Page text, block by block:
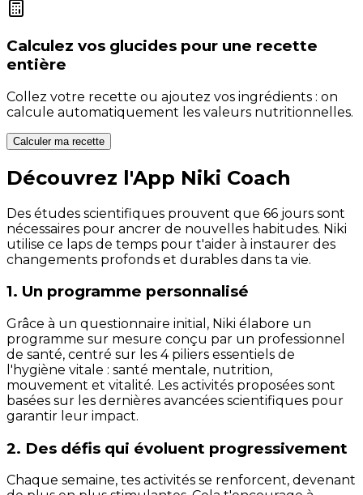
Calculez vos glucides pour une recette
entière
Collez votre recette ou ajoutez vos ingrédients : on
calcule automatiquement les valeurs nutritionnelles.
Calculer ma recette
Découvrez l'App Niki Coach
Des études scientifiques prouvent que 66 jours sont
nécessaires pour ancrer de nouvelles habitudes. Niki
utilise ce laps de temps pour t'aider à instaurer des
changements profonds et durables dans ta vie.
1. Un programme personnalisé
Grâce à un questionnaire initial, Niki élabore un
programme sur mesure conçu par un professionnel
de santé, centré sur les 4 piliers essentiels de
l'hygiène vitale : santé mentale, nutrition,
mouvement et vitalité. Les activités proposées sont
basées sur les dernières avancées scientifiques pour
garantir leur impact.
2. Des défis qui évoluent progressivement
Chaque semaine, tes activités se renforcent, devenant